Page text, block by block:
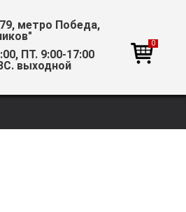
метро Победа,
ПТ. 9:00-17:00
выходной
0